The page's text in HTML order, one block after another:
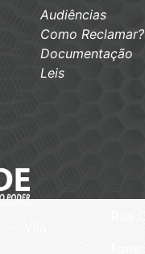
Audiências
Como Reclamar?
Documentação
Leis